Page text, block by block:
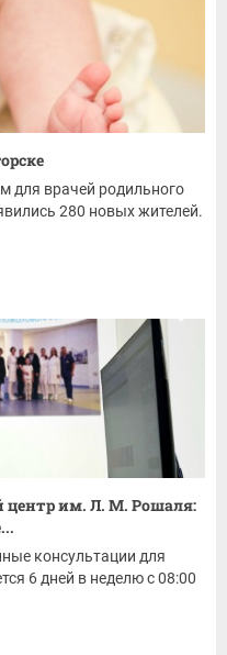
для врачей родильного
280 новых жителей.
центр им. Л. М. Рошаля:
консультации для
6 дней в неделю с 08:00